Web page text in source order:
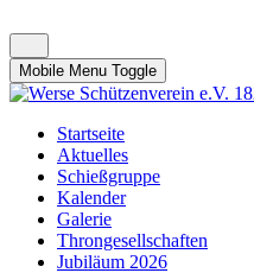
Mobile Menu Toggle
Startseite
Aktuelles
Schießgruppe
Kalender
Galerie
Throngesellschaften
Jubiläum 2026